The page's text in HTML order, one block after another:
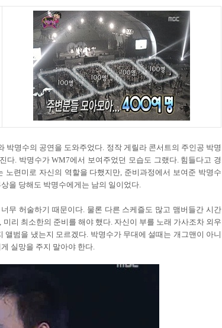
박명수의 공연을 도와주었다. 정작 게릴라 콘서트의 주인공 박명
다. 박명수가 WM7에서 보여주었던 모습도 그랬다. 힘들다고 경
련미로 자신의 역할을 다했지만, 준비과정에서 보여준 박명수
을 당해도 박명수에게는 남의 일이었다.
무 허술하기 때문이다. 물론 다른 스케즐도 많고 맴버들간 시간
리 최소한의 준비를 해야 했다. 자신이 부를 노래 가사조차 외우
범을 냈는지 모르겠다. 박명수가 무대에 설때는 개그맨이 아니
실망을 주지 말아야 한다.